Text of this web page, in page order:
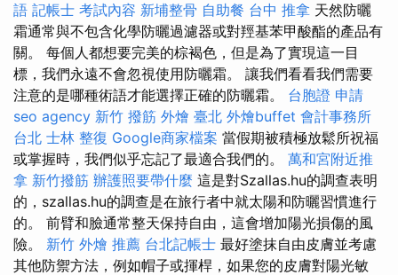
語 記帳士 考試內容 新埔整骨 自助餐 台中 推拿 天然防曬
霜通常與不包含化學防曬過濾器或對羥基苯甲酸酯的產品有
關。 每個人都想要完美的棕褐色，但是為了實現這一目
標，我們永遠不會忽視使用防曬霜。 讓我們看看我們需要
注意的是哪種術語才能選擇正確的防曬霜。 台胞證 申請
seo agency 新竹 撥筋 外燴 臺北 外燴buffet 會計事務所
台北 士林 整復 Google商家檔案 當假期被積極放鬆所祝福
或掌握時，我們似乎忘記了最適合我們的。 萬和宮附近推
拿 新竹撥筋 辦護照要帶什麼 這是對Szallas.hu的調查表明
的，szallas.hu的調查是在旅行者中就太陽和防曬習慣進行
的。 前臂和臉通常整天保持自由，這會增加陽光損傷的風
險。 新竹 外燴 推薦 台北記帳士 最好塗抹自由皮膚並考慮
其他防禦方法，例如帽子或揮桿，如果您的皮膚對陽光敏